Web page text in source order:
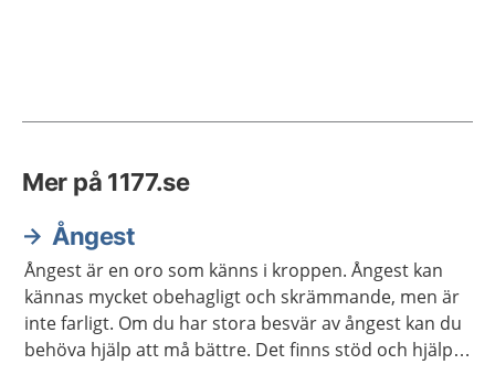
Mer på 1177.se
Ångest
Ångest är en oro som känns i kroppen. Ångest kan
kännas mycket obehagligt och skrämmande, men är
inte farligt. Om du har stora besvär av ångest kan du
behöva hjälp att må bättre. Det finns stöd och hjälp